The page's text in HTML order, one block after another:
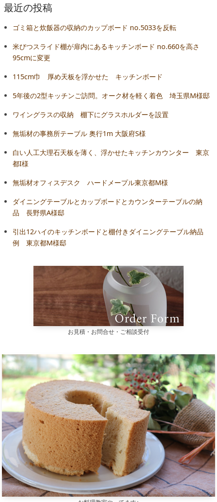
最近の投稿
ゴミ箱と炊飯器の収納のカップボード no.5033を反転
米びつスライド棚が扉内にあるキッチンボード no.660を高さ
95cmに変更
115cm巾 厚め天板を浮かせた キッチンボード
5年後の2型キッチンご訪問。オーク材を軽く着色 埼玉県M様邸
ワイングラスの収納 棚下にグラスホルダーを設置
無垢材の事務所テーブル 奥行1m 大阪府S様
白い人工大理石天板を薄く、浮かせたキッチンカウンター 東京
都I様
無垢材オフィスデスク ハードメープル東京都M様
ダイニングテーブルとカップボードとカウンターテーブルの納
品 長野県A様邸
引出12ハイのキッチンボードと棚付きダイニングテーブル納品
例 東京都M様邸
お見積・お問合せ・ご相談受付